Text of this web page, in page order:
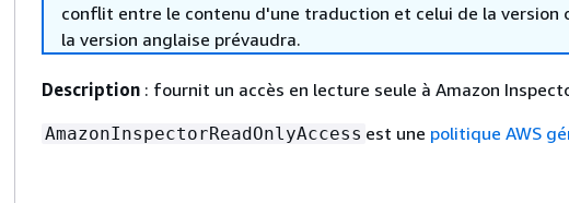
conflit entre le contenu d'une traduction et celui de la version
la version anglaise prévaudra.
Description : fournit un accès en lecture seule à Amazon
AmazonInspectorReadOnlyAccess est une politique AWS